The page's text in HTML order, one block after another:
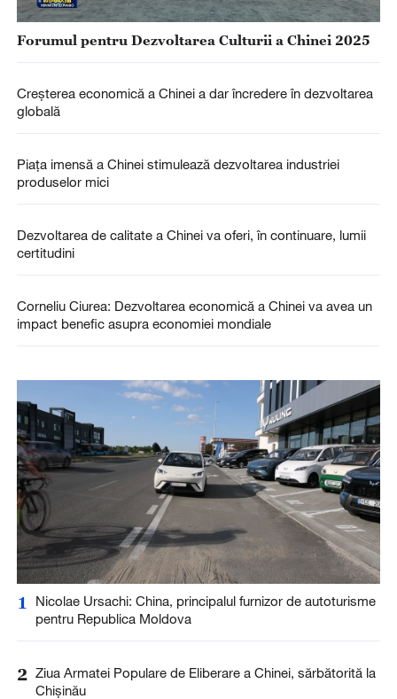
Forumul pentru Dezvoltarea Culturii a Chinei 2025
Creșterea economică a Chinei a dar încredere în dezvoltarea
globală
Piața imensă a Chinei stimulează dezvoltarea industriei
produselor mici
Dezvoltarea de calitate a Chinei va oferi, în continuare, lumii
certitudini
Corneliu Ciurea: Dezvoltarea economică a Chinei va avea un
impact benefic asupra economiei mondiale
1
Nicolae Ursachi: China, principalul furnizor de autoturisme
pentru Republica Moldova
2 Ziua Armatei Populare de Eliberare a Chinei, sărbătorită la
Chișinău